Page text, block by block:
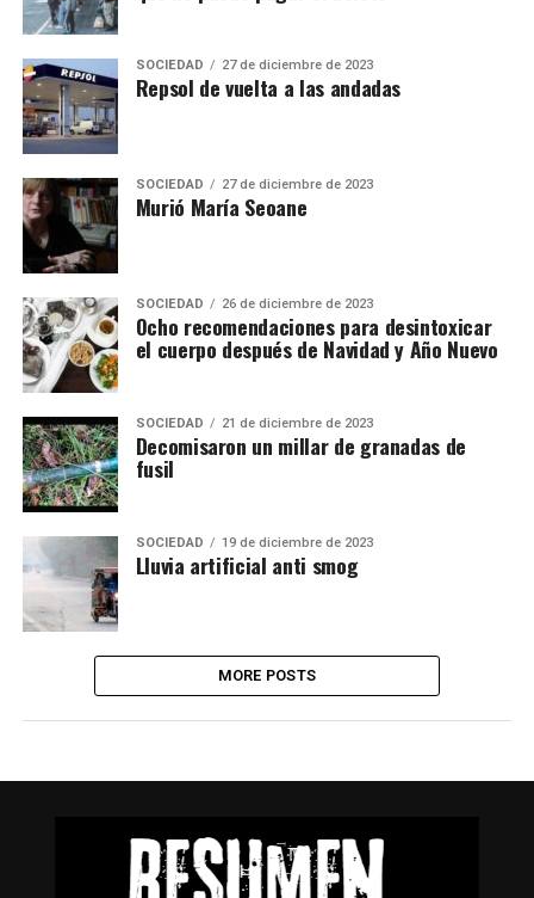
SOCIEDAD 27 de diciembre de 2023
Repsol de vuelta a las andadas
SOCIEDAD 27 de diciembre de 2023
Murió María Seoane
SOCIEDAD 26 de diciembre de 2023
Ocho recomendaciones para desintoxicar
el cuerpo después de Navidad y Año Nuevo
SOCIEDAD 21 de diciembre de 2023
Decomisaron un millar de granadas de
fusil
SOCIEDAD 19 de diciembre de 2023
Lluvia artificial anti smog
MORE POSTS